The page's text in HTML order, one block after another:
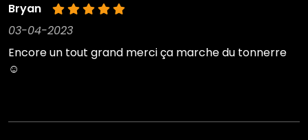
Bryan
03-04-2023
Encore un tout grand merci ça marche du tonnerre
☺️